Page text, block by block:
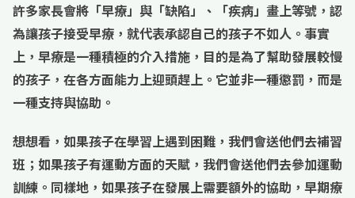
許多家長會將「早療」與「缺陷」、「疾病」畫上等號，認
為讓孩子接受早療，就代表承認自己的孩子不如人。事實
上， 早療是一種積極的介入措施，目的是為了幫助發展較慢
的孩子，在各方面能力上迎頭趕上 。它並非一種懲罰，而是
一種支持與協助。
想想看，如果孩子在學習上遇到困難，我們會送他們去補習
班；如果孩子有運動方面的天賦，我們會送他們去參加運動
訓練。同樣地，如果孩子在發展上需要額外的協助，早期療